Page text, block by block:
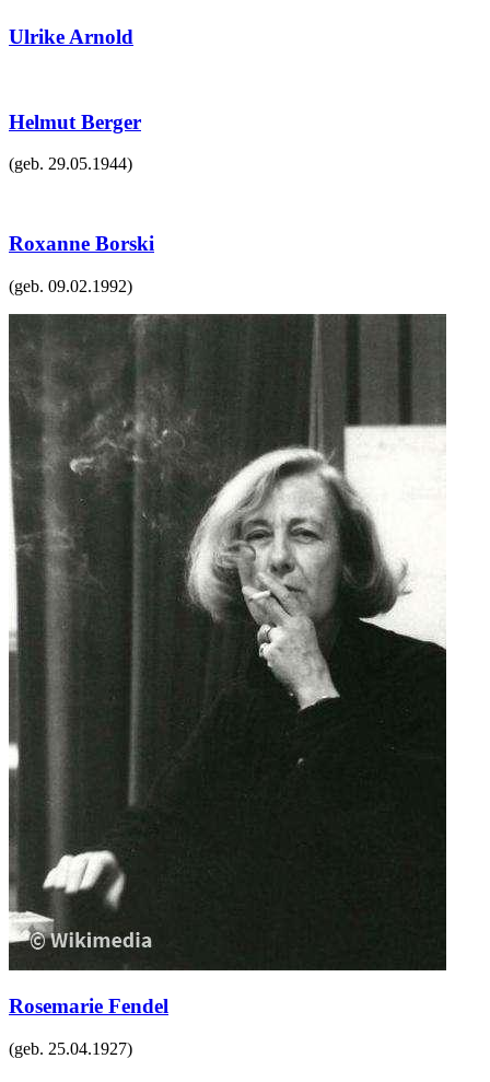
Ulrike Arnold
Helmut Berger
(geb. 29.05.1944)
Roxanne Borski
(geb. 09.02.1992)
Rosemarie Fendel
(geb. 25.04.1927)